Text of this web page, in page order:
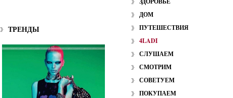
ТРЕНДЫ
ДОМ
ПУТЕШЕСТВИЯ
4LADI
СЛУШАЕМ
СМОТРИМ
СОВЕТУЕМ
ПОКУПАЕМ